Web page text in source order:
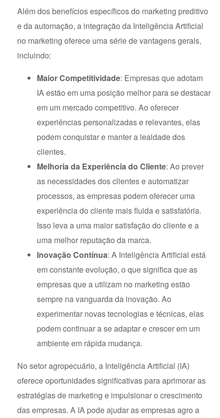
Além dos benefícios específicos do marketing preditivo
e da automação, a integração da Inteligência Artificial
no marketing oferece uma série de vantagens gerais,
incluindo:
Maior Competitividade: Empresas que adotam
IA estão em uma posição melhor para se destacar
em um mercado competitivo. Ao oferecer
experiências personalizadas e relevantes, elas
podem conquistar e manter a lealdade dos
clientes.
Melhoria da Experiência do Cliente: Ao prever
as necessidades dos clientes e automatizar
processos, as empresas podem oferecer uma
experiência do cliente mais fluida e satisfatória.
Isso leva a uma maior satisfação do cliente e a
uma melhor reputação da marca.
Inovação Contínua: A Inteligência Artificial está
em constante evolução, o que significa que as
empresas que a utilizam no marketing estão
sempre na vanguarda da inovação. Ao
experimentar novas tecnologias e técnicas, elas
podem continuar a se adaptar e crescer em um
ambiente em rápida mudança.
No setor agropecuário, a Inteligência Artificial (IA)
oferece oportunidades significativas para aprimorar as
estratégias de marketing e impulsionar o crescimento
das empresas. A IA pode ajudar as empresas agro a